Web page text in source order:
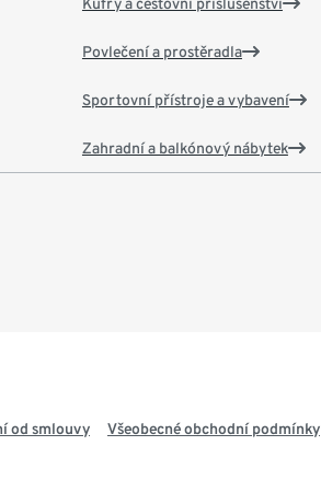
Povlečení a prostěradla
Sportovní přístroje a vybavení
Zahradní a balkónový nábytek
od smlouvy Všeobecné obchodní podmínky